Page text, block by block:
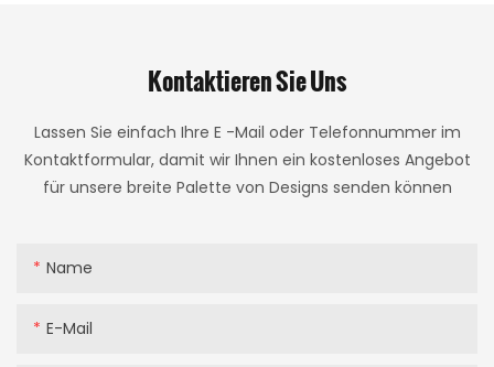
Kontaktieren Sie Uns
Lassen Sie einfach Ihre E -Mail oder Telefonnummer im
Kontaktformular, damit wir Ihnen ein kostenloses Angebot
für unsere breite Palette von Designs senden können
Name
E-Mail